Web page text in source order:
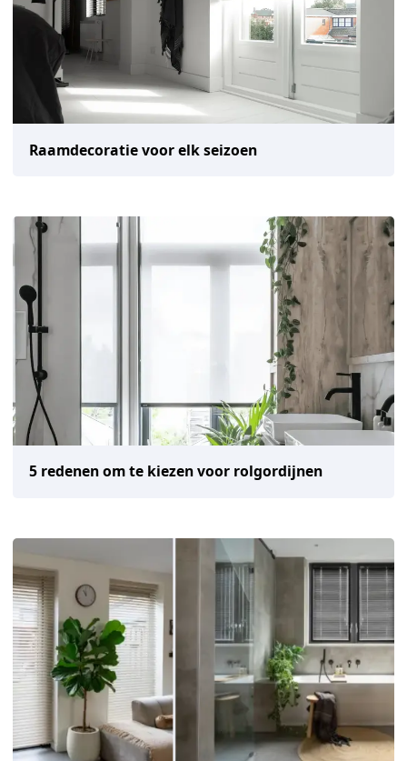
Raamdecoratie voor elk seizoen
5 redenen om te kiezen voor rolgordijnen